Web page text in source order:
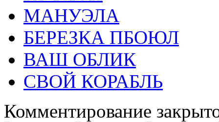
МАНУЭЛА
БЕРЕЗКА ПБОЮЛ
ВАШ ОБЛИК
СВОЙ КОРАБЛЬ
Комментирование